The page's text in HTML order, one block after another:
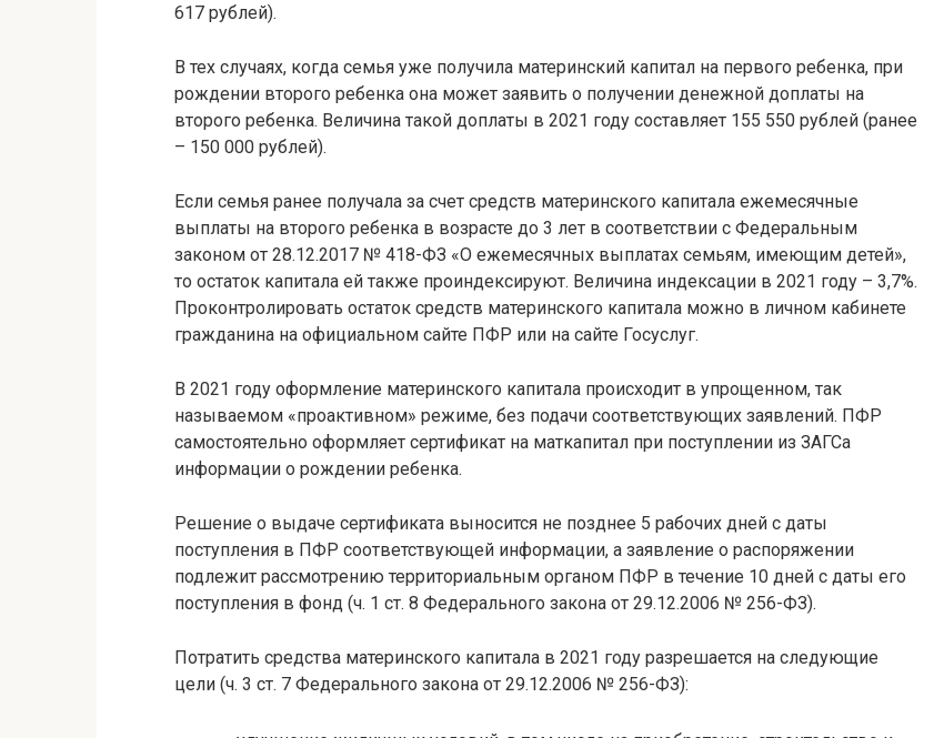
617 рублей).
В тех случаях, когда семья уже получила материнский капитал на первого ребенка, при
рождении второго ребенка она может заявить о получении денежной доплаты на
второго ребенка. Величина такой доплаты в 2021 году составляет 155 550 рублей (ранее
– 150 000 рублей).
Если семья ранее получала за счет средств материнского капитала ежемесячные
выплаты на второго ребенка в возрасте до 3 лет в соответствии с Федеральным
законом от 28.12.2017 № 418-ФЗ «О ежемесячных выплатах семьям, имеющим детей»,
то остаток капитала ей также проиндексируют. Величина индексации в 2021 году – 3,7%.
Проконтролировать остаток средств материнского капитала можно в личном кабинете
гражданина на официальном сайте ПФР или на сайте Госуслуг.
В 2021 году оформление материнского капитала происходит в упрощенном, так
называемом «проактивном» режиме, без подачи соответствующих заявлений. ПФР
самостоятельно оформляет сертификат на маткапитал при поступлении из ЗАГСа
информации о рождении ребенка.
Решение о выдаче сертификата выносится не позднее 5 рабочих дней с даты
поступления в ПФР соответствующей информации, а заявление о распоряжении
подлежит рассмотрению территориальным органом ПФР в течение 10 дней с даты его
поступления в фонд (ч. 1 ст. 8 Федерального закона от 29.12.2006 № 256-ФЗ).
Потратить средства материнского капитала в 2021 году разрешается на следующие
цели (ч. 3 ст. 7 Федерального закона от 29.12.2006 № 256-ФЗ):